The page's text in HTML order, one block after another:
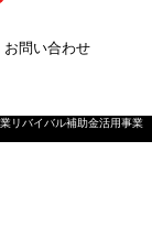
お問い合わせ
リバイバル補助金活用事業